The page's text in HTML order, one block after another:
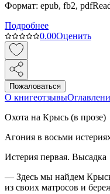
Формат: epub, fb2,
Подробнее
0.00Оценить
Пожаловаться
О книгеотзывы
Охота на Крысь (в прозе)
Агония в восьми
Истерия первая. Высадка
— Здесь мы найдем
из своих матросов и